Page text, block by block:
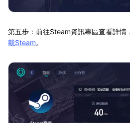
第五步：前往Steam資訊專區查看詳情
載Steam。